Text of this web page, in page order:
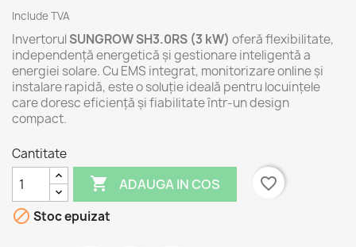
Include TVA
InvertorulSUNGROW SH3.0RS (3 kW) oferă flexibilitate,
independență energetică și gestionare inteligentă a
energiei solare. Cu EMS integrat, monitorizare online și
instalare rapidă, este o soluție ideală pentru locuințele
care doresc eficiență și fiabilitate într-un design
compact.
Cantitate
 ADAUGA IN COS
favorite_border
 Stoc epuizat